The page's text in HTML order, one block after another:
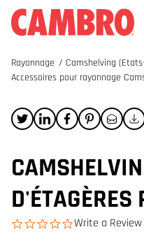
Rayonnage / Camshelving
Accessoires pour rayonnage
D'ÉTAGÈRES
0.0 star rating
Write a Review